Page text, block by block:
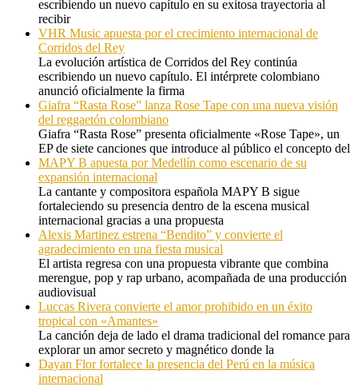
escribiendo un nuevo capítulo en su exitosa trayectoria al
recibir
VHR Music apuesta por el crecimiento internacional de
Corridos del Rey
La evolución artística de Corridos del Rey continúa
escribiendo un nuevo capítulo. El intérprete colombiano
anunció oficialmente la firma
Giafra “Rasta Rose” lanza Rose Tape con una nueva visión
del reggaetón colombiano
Giafra “Rasta Rose” presenta oficialmente «Rose Tape», un
EP de siete canciones que introduce al público el concepto del
MAPY B apuesta por Medellín como escenario de su
expansión internacional
La cantante y compositora española MAPY B sigue
fortaleciendo su presencia dentro de la escena musical
internacional gracias a una propuesta
Alexis Martinez estrena “Bendito” y convierte el
agradecimiento en una fiesta musical
El artista regresa con una propuesta vibrante que combina
merengue, pop y rap urbano, acompañada de una producción
audiovisual
Luccas Rivera convierte el amor prohibido en un éxito
tropical con «Amantes»
La canción deja de lado el drama tradicional del romance para
explorar un amor secreto y magnético donde la
Dayan Flor fortalece la presencia del Perú en la música
internacional